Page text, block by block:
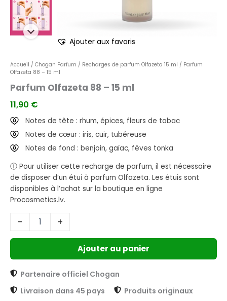
Ajouter aux favoris
Accueil / Chogan Parfum / Recharges de parfum Olfazeta 15 ml / Parfum
Olfazeta 88 – 15 ml
Parfum Olfazeta 88 – 15 ml
11,90 €
Notes de tête : rhum, épices, fleurs de tabac
Notes de cœur : iris, cuir, tubéreuse
Notes de fond : benjoin, gaïac, fèves tonka
ⓘ Pour utiliser cette recharge de parfum, il est nécessaire
de disposer d’un étui à parfum Olfazeta. Les étuis sont
disponibles à l’achat sur la boutique en ligne
Procosmetics.lv.
- +
Ajouter au panier
Partenaire officiel Chogan
Livraison dans 45 pays
Produits originaux